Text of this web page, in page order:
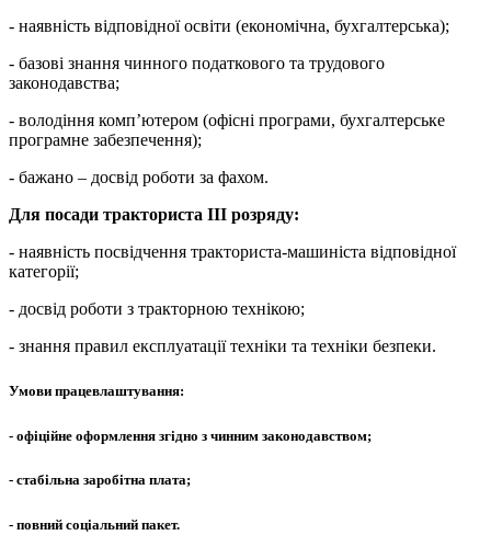
- наявність відповідної освіти (економічна, бухгалтерська);
- базові знання чинного податкового та трудового
законодавства;
- володіння комп’ютером (офісні програми, бухгалтерське
програмне забезпечення);
- бажано – досвід роботи за фахом.
Для посади тракториста ІІІ розряду:
- наявність посвідчення тракториста-машиніста відповідної
категорії;
- досвід роботи з тракторною технікою;
- знання правил експлуатації техніки та техніки безпеки.
Умови працевлаштування:
- офіційне оформлення згідно з чинним законодавством;
- стабільна заробітна плата;
- повний соціальний пакет.